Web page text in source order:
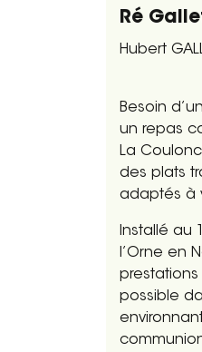
Ré
Hubert
Besoin
un repas
La
des plats
adaptés à
Installé au
l’Orne en
prestations
possible